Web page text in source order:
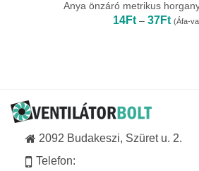
Anya önzáró metrikus
14Ft – 37Ft
14Ft
(Áfa-
2092 Budakeszi, Szüret u. 2.
Telefon: